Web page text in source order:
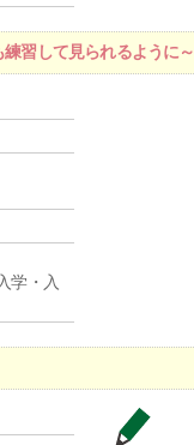
習して見られるように～
学・入